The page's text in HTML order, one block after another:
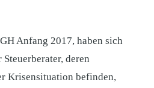
Anfang 2017, haben sich
deren
Krisensituation befinden,